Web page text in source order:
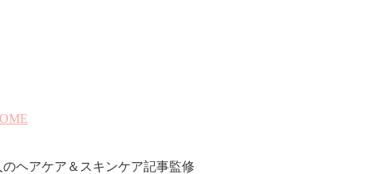
ヘアケア＆スキンケア記事監修